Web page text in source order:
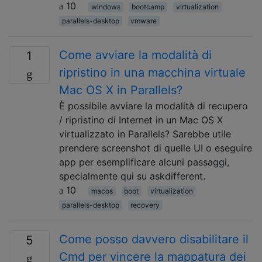
10 windows bootcamp
virtualization
parallels-desktop
vmware
1
Come avviare la modalità di
ripristino in una macchina virtuale
Mac OS X in Parallels?
È possibile avviare la modalità di recupero
/ ripristino di Internet in un Mac OS X
virtualizzato in Parallels? Sarebbe utile
prendere screenshot di quelle UI o eseguire
app per esemplificare alcuni passaggi,
specialmente qui su askdifferent.
10
macos boot
virtualization
parallels-desktop
recovery
5
Come posso davvero disabilitare il
Cmd per vincere la mappatura dei